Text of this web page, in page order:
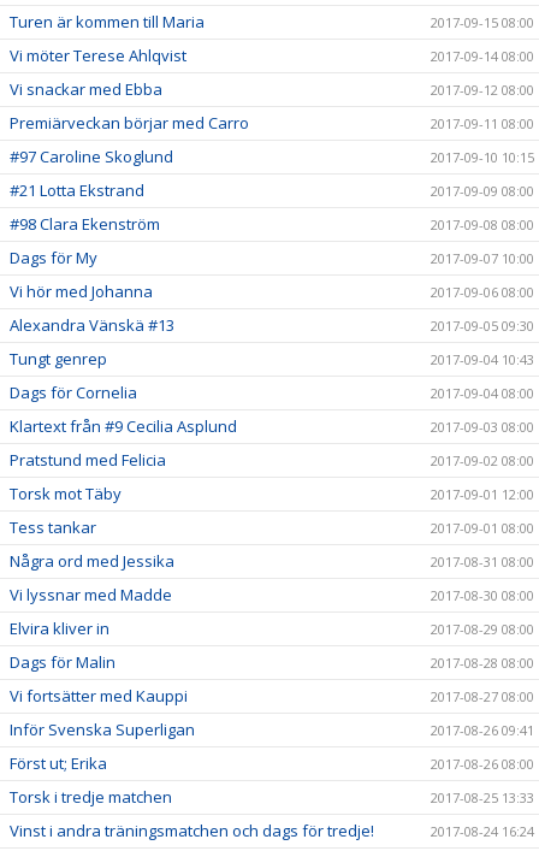
Turen är kommen till Maria 2017-09-15 08:00
Vi möter Terese Ahlqvist 2017-09-14 08:00
Vi snackar med Ebba 2017-09-12 08:00
Premiärveckan börjar med Carro 2017-09-11 08:00
#97 Caroline Skoglund 2017-09-10 10:15
#21 Lotta Ekstrand 2017-09-09 08:00
#98 Clara Ekenström 2017-09-08 08:00
Dags för My 2017-09-07 10:00
Vi hör med Johanna 2017-09-06 08:00
Alexandra Vänskä #13 2017-09-05 09:30
Tungt genrep 2017-09-04 10:43
Dags för Cornelia 2017-09-04 08:00
Klartext från #9 Cecilia Asplund 2017-09-03 08:00
Pratstund med Felicia 2017-09-02 08:00
Torsk mot Täby 2017-09-01 12:00
Tess tankar 2017-09-01 08:00
Några ord med Jessika 2017-08-31 08:00
Vi lyssnar med Madde 2017-08-30 08:00
Elvira kliver in 2017-08-29 08:00
Dags för Malin 2017-08-28 08:00
Vi fortsätter med Kauppi 2017-08-27 08:00
Inför Svenska Superligan 2017-08-26 09:41
Först ut; Erika 2017-08-26 08:00
Torsk i tredje matchen 2017-08-25 13:33
Vinst i andra träningsmatchen och dags för tredje! 2017-08-24 16:24